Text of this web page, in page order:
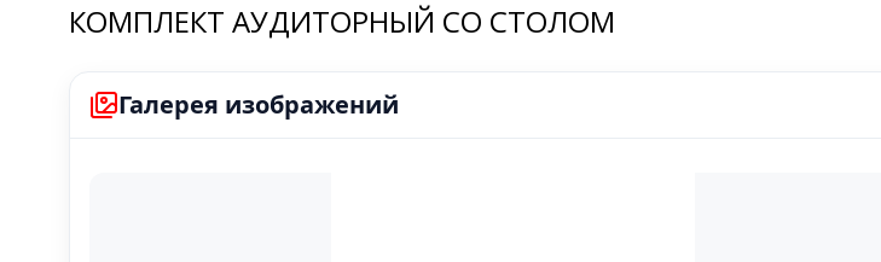
КОМПЛЕКТ АУДИТОРНЫЙ СО СТОЛОМ
Галерея изображений